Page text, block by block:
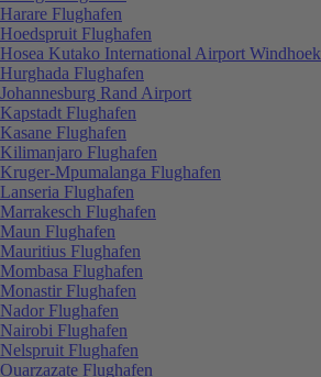
Harare Flughafen
Hoedspruit Flughafen
Hosea Kutako International Airport Windhoek
Hurghada Flughafen
Johannesburg Rand Airport
Kapstadt Flughafen
Kasane Flughafen
Kilimanjaro Flughafen
Kruger-Mpumalanga Flughafen
Lanseria Flughafen
Marrakesch Flughafen
Maun Flughafen
Mauritius Flughafen
Mombasa Flughafen
Monastir Flughafen
Nador Flughafen
Nairobi Flughafen
Nelspruit Flughafen
Ouarzazate Flughafen